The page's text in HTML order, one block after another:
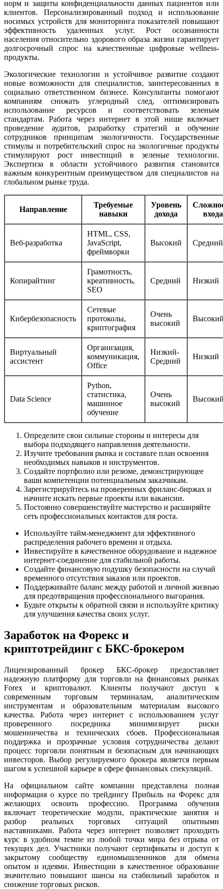
норм и защиты конфиденциальности данных пациентов или
клиентов. Персонализированный подход и использование
носимых устройств для мониторинга показателей повышают
эффективность удаленных услуг. Рост осознанности
населения относительно здорового образа жизни гарантирует
долгосрочный спрос на качественные цифровые wellness-
продукты.
Экологические технологии и устойчивое развитие создают
новые возможности для специалистов, заинтересованных в
социально ответственном бизнесе. Консультанты помогают
компаниям снижать углеродный след, оптимизировать
использование ресурсов и соответствовать зеленым
стандартам. Работа через интернет в этой нише включает
проведение аудитов, разработку стратегий и обучение
сотрудников принципам экологичности. Государственные
стимулы и потребительский спрос на экологичные продукты
стимулируют рост инвестиций в зеленые технологии.
Экспертиза в области устойчивого развития становится
важным конкурентным преимуществом для специалистов на
глобальном рынке труда.
Направление
Требуемые
навыки
Уровень
дохода
входа
Веб-разработка
HTML, CSS,
JavaScript,
фреймворки
Высокий Средний
Копирайтинг
Грамотность,
креативность,
SEO
Средний Низкий
Кибербезопасность
Сетевые
протоколы,
криптография
Очень
высокий
Виртуальный
ассистент
Организация,
коммуникация,
Office
Низкий-
Средний
Низкий
Data Science
Python,
статистика,
машинное
обучение
Очень
высокий
Определите свои сильные стороны и интересы для
выбора подходящего направления деятельности.
Изучите требования рынка и составьте план освоения
необходимых навыков и инструментов.
Создайте портфолио или резюме, демонстрирующее
ваши компетенции потенциальным заказчикам.
Зарегистрируйтесь на проверенных фриланс-биржах и
начните искать первые проекты или вакансии.
Постоянно совершенствуйте мастерство и расширяйте
сеть профессиональных контактов для роста.
Используйте тайм-менеджмент для эффективного
распределения рабочего времени и отдыха.
Инвестируйте в качественное оборудование и надежное
интернет-соединение для стабильной работы.
Создайте финансовую подушку безопасности на случай
временного отсутствия заказов или проектов.
Поддерживайте баланс между работой и личной жизнью
для предотвращения профессионального выгорания.
Будьте открыты к обратной связи и используйте критику
для улучшения качества своих услуг.
Заработок на Форекс и
криптотрейдинг с БКС-брокером
Лицензированный брокер БКС-брокер предоставляет
надежную платформу для торговли на финансовых рынках
Forex и криптовалют. Клиенты получают доступ к
современным торговым терминалам, аналитическим
инструментам и образовательным материалам высокого
качества. Работа через интернет с использованием услуг
проверенного посредника минимизирует риски
мошенничества и технических сбоев. Профессиональная
поддержка и прозрачные условия сотрудничества делают
процесс торговли понятным и безопасным для начинающих
инвесторов. Выбор регулируемого брокера является первым
шагом к успешной карьере в сфере финансовых спекуляций.
На официальном сайте компании представлена полная
информация о курсе по трейдингу Прибыль на Форекс для
желающих освоить профессию. Программа обучения
включает теоретические модули, практические занятия и
разбор реальных торговых ситуаций опытными
наставниками. Работа через интернет позволяет проходить
курс в удобном темпе из любой точки мира без отрыва от
текущих дел. Участники получают сертификаты и доступ к
закрытому сообществу единомышленников для обмена
опытом и идеями. Инвестиции в качественное образование
значительно повышают шансы на стабильный заработок и
снижение торговых рисков.